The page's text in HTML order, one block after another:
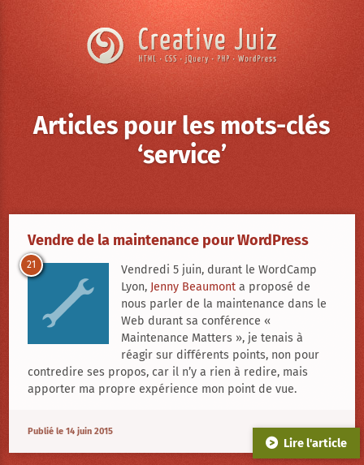
Articles pour les mots-clés
‘service’
Articles
propos
maintenance
WordPress
Vendre de la maintenance pour WordPress
21
Vendredi 5 juin, durant le WordCamp
Lyon, Jenny Beaumont a proposé de
nous parler de la maintenance dans le
Web durant sa conférence «
Maintenance Matters », je tenais à
réagir sur différents points, non pour
contredire ses propos, car il n’y a rien à redire, mais
apporter ma propre expérience mon point de vue.
Publié le 14 juin 2015
Lire l'article